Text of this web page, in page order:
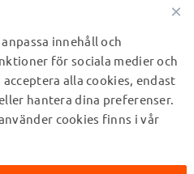
×
innehåll och
för sociala medier och
alla cookies, endast
hantera dina preferenser.
cookies finns i vår